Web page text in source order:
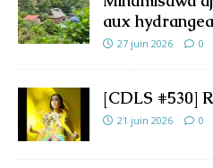
aux
27 juin 2026 0
[CDLS #530]
21 juin 2026 0